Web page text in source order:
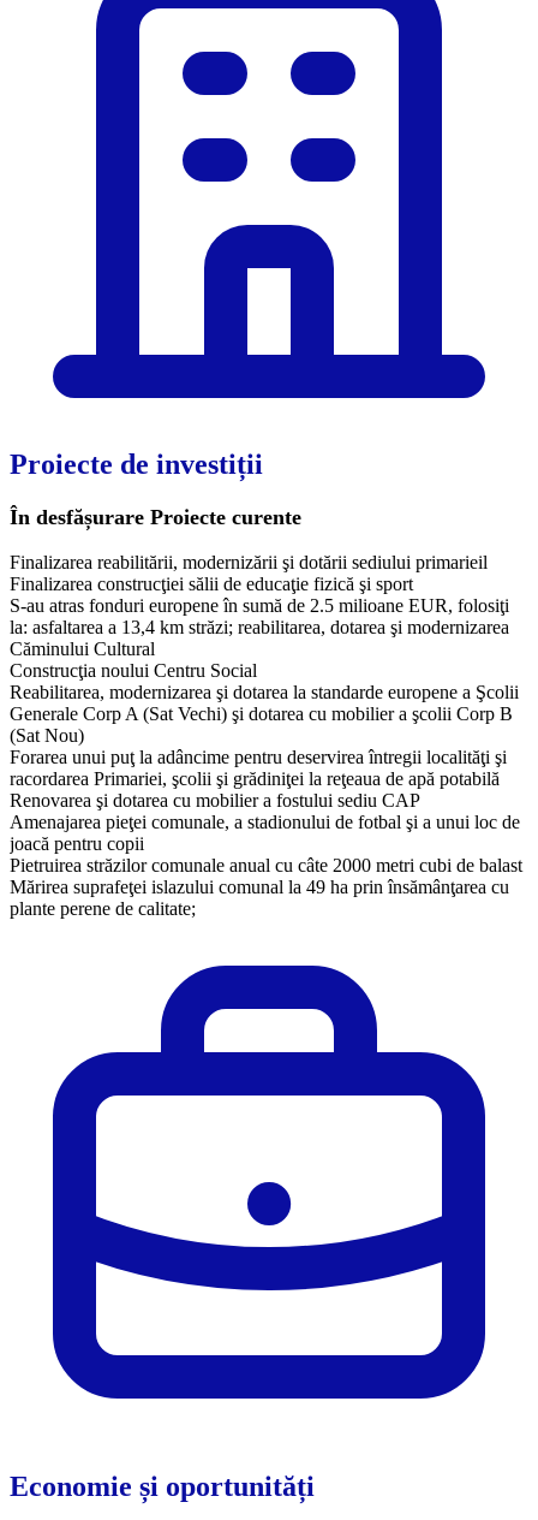
Proiecte de investiții
În desfășurare Proiecte curente
Finalizarea reabilitării, modernizării şi dotării sediului primarieil
Finalizarea construcţiei sălii de educaţie fizică şi sport
S-au atras fonduri europene în sumă de 2.5 milioane EUR, folosiţi
la: asfaltarea a 13,4 km străzi; reabilitarea, dotarea şi modernizarea
Căminului Cultural
Construcţia noului Centru Social
Reabilitarea, modernizarea şi dotarea la standarde europene a Şcolii
Generale Corp A (Sat Vechi) şi dotarea cu mobilier a şcolii Corp B
(Sat Nou)
Forarea unui puţ la adâncime pentru deservirea întregii localităţi şi
racordarea Primariei, şcolii şi grădiniţei la reţeaua de apă potabilă
Renovarea şi dotarea cu mobilier a fostului sediu CAP
Amenajarea pieţei comunale, a stadionului de fotbal şi a unui loc de
joacă pentru copii
Pietruirea străzilor comunale anual cu câte 2000 metri cubi de balast
Mărirea suprafeţei islazului comunal la 49 ha prin însămânţarea cu
plante perene de calitate;
Economie și oportunități